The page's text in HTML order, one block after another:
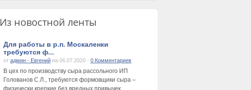
Из новостной ленты
Для работы в р.п. Москаленки
требуются ф...
от админ - Евгений на 06.07.2020 - 0 Комментариев
В цех по производству сыра рассольного ИП
Голованов С.Л., требуются формовщики сыра –
физически крепкие без вредных привычек